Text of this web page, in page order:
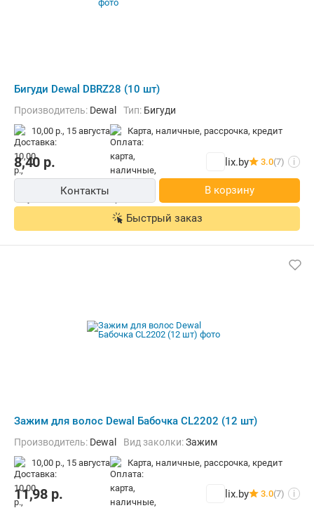
Бигуди Dewal DBRZ28 (10 шт)
Производитель: Dewal Тип: Бигуди
10,00 р., 15 августа карта, наличные, рассрочка, кредит
8,40 р. lix.by 3.0(7) i
Контакты В корзину
Быстрый заказ
Зажим для волос Dewal Бабочка CL2202 (12 шт)
Производитель: Dewal Вид заколки:Зажим
10,00 р., 15 августа карта, наличные, рассрочка, кредит
11,98 р. lix.by 3.0(7) i